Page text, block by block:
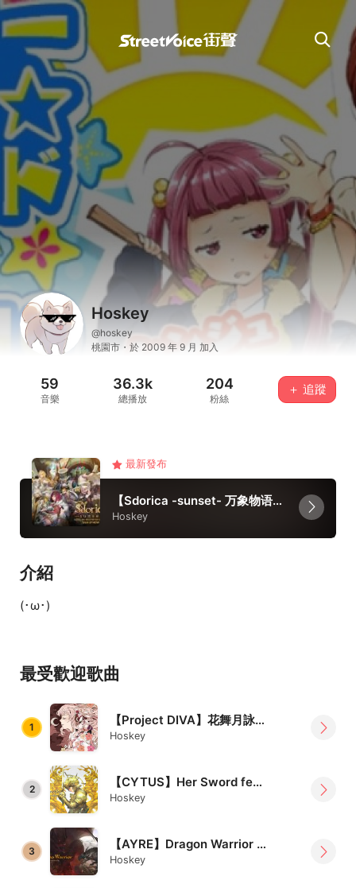
Hoskey
@hoskey
桃園市・於 2009 年 9 月 加入
59
音樂
36.3k
總播放
204
粉絲
＋ 追蹤
最新發布
【Sdorica -sunset- 万象物语】主题歌
Hoskey
介紹
(･ω･)
最受歡迎歌曲
1 【Project DIVA】花舞月詠譚 feat. 巡音ルカ
Hoskey
2 【CYTUS】Her Sword feat. 巡音ルカ
Hoskey
3 【AYRE】Dragon Warrior -Rebirth-【Demo】
Hoskey